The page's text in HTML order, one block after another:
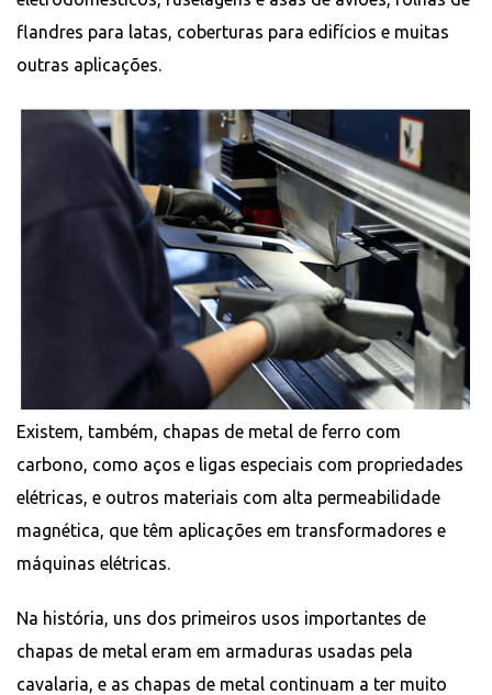
flandres para latas, coberturas para edifícios e muitas
outras aplicações.
Existem, também, chapas de metal de ferro com
carbono, como aços e ligas especiais com propriedades
elétricas, e outros materiais com alta permeabilidade
magnética, que têm aplicações em transformadores e
máquinas elétricas.
Na história, uns dos primeiros usos importantes de
chapas de metal eram em armaduras usadas pela
cavalaria, e as chapas de metal continuam a ter muito